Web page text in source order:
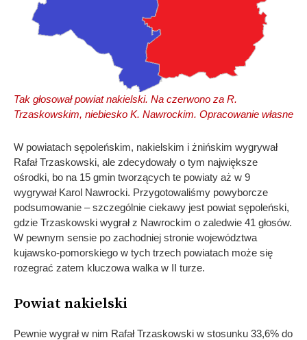
Tak głosował powiat nakielski. Na czerwono za R.
Trzaskowskim, niebiesko K. Nawrockim. Opracowanie własne
W powiatach sępoleńskim, nakielskim i żnińskim wygrywał
Rafał Trzaskowski, ale zdecydowały o tym największe
ośrodki, bo na 15 gmin tworzących te powiaty aż w 9
wygrywał Karol Nawrocki. Przygotowaliśmy powyborcze
podsumowanie – szczególnie ciekawy jest powiat sępoleński,
gdzie Trzaskowski wygrał z Nawrockim o zaledwie 41 głosów.
W pewnym sensie po zachodniej stronie województwa
kujawsko-pomorskiego w tych trzech powiatach może się
rozegrać zatem kluczowa walka w II turze.
Powiat nakielski
Pewnie wygrał w nim Rafał Trzaskowski w stosunku 33,6% do